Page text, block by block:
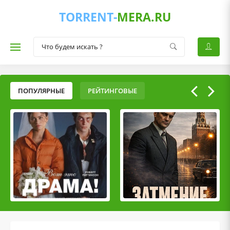
TORRENT-MERA.RU
ПОПУЛЯРНЫЕ РЕЙТИНГОВЫЕ